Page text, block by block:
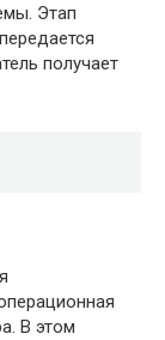
Этап
получает
В этом